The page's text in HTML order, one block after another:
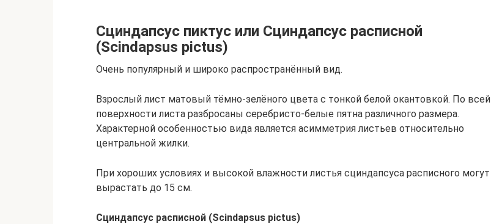
Сциндапсус пиктус или Сциндапсус расписной
(Scindapsus pictus)
Очень популярный и широко распространённый вид.
Взрослый лист матовый тёмно-зелёного цвета с тонкой белой окантовкой. По всей
поверхности листа разбросаны серебристо-белые пятна различного размера.
Характерной особенностью вида является асимметрия листьев относительно
центральной жилки.
При хороших условиях и высокой влажности листья сциндапсуса расписного могут
вырастать до 15 см.
Сциндапсус расписной (Scindapsus pictus)